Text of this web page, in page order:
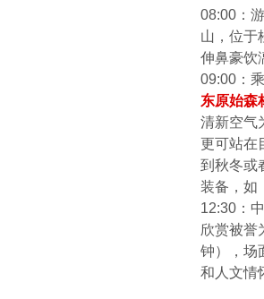
08:00：
山，位于
伸鼻豪饮
09:00：
东原始森
清新空气
更可站在
到秋冬或
装备，如
12:30：
欣赏被誉
钟），场
和人文情